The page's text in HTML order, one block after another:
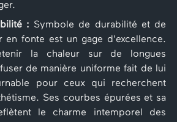
: Symbole de durabilité et de
en fonte est un gage d'excellence.
la chaleur sur de longues
de manière uniforme fait de lui
pour ceux qui recherchent
Ses courbes épurées et sa
le charme intemporel des